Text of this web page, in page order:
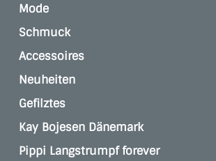
Mode
Schmuck
Accessoires
Neuheiten
Gefilztes
Kay Bojesen Dänemark
Pippi Langstrumpf forever